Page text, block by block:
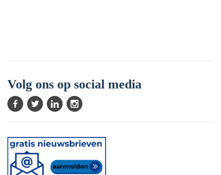
Volg ons op social media